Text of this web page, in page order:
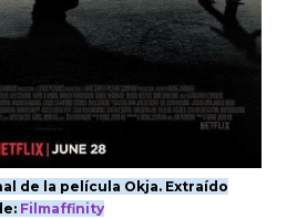
de la película Okja. Extraído
Filmaffinity